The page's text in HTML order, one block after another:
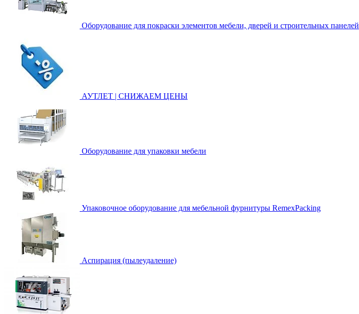
Оборудование для покраски элементов мебели, дверей и строительных панелей
АУТЛЕТ | СНИЖАЕМ ЦЕНЫ
Оборудование для упаковки мебели
Упаковочное оборудование для мебельной фурнитуры RemexPacking
Аспирация (пылеудаление)